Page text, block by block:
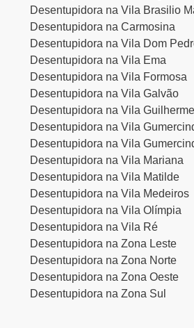
Desentupidora na Vila Brasilio
Desentupidora na Carmosina
Desentupidora na Vila Dom
Desentupidora na Vila Ema
Desentupidora na Vila Formosa
Desentupidora na Vila Galvão
Desentupidora na Vila Guilherme
Desentupidora na Vila
Desentupidora na Vila
Desentupidora na Vila Mariana
Desentupidora na Vila Matilde
Desentupidora na Vila Medeiros
Desentupidora na Vila Olímpia
Desentupidora na Vila Ré
Desentupidora na Zona Leste
Desentupidora na Zona Norte
Desentupidora na Zona Oeste
Desentupidora na Zona Sul